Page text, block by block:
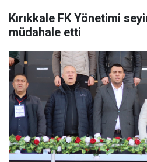
Kırıkkale FK Yönetimi
müdahale etti